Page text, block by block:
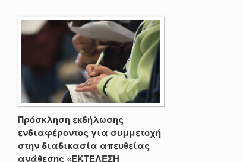
Πρόσκληση εκδήλωσης
ενδιαφέροντος για συμμετοχή
στην διαδικασία απευθείας
ανάθεσης «ΕΚΤΕΛΕΣΗ